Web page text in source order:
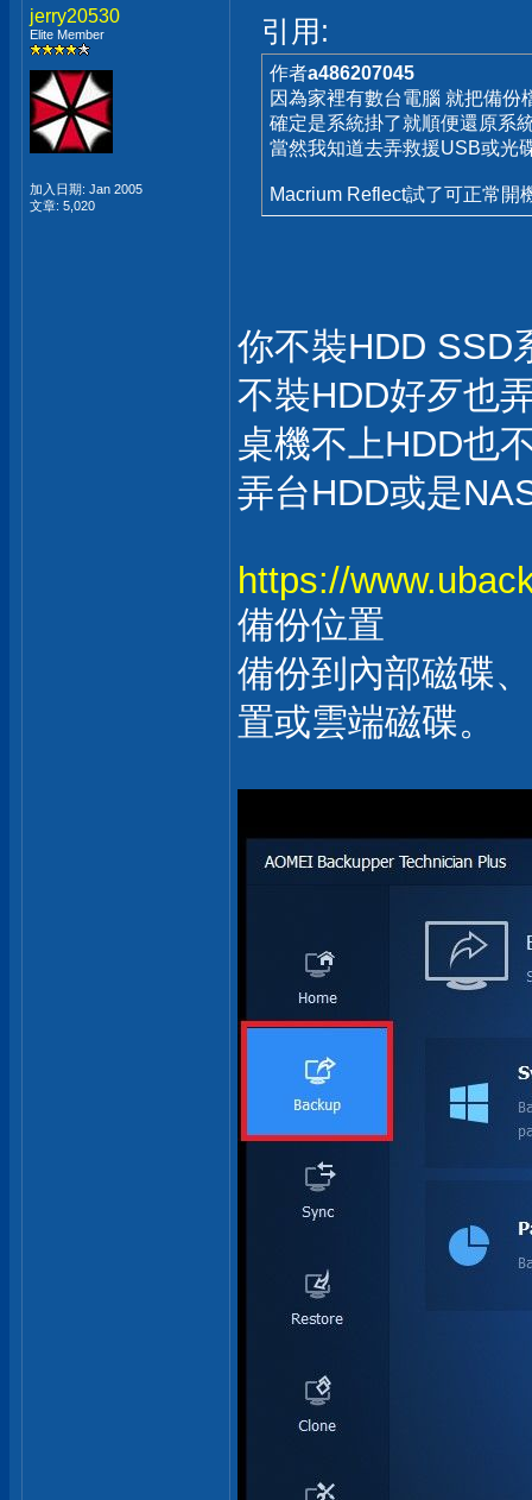
jerry20530
Elite Member
加入日期: Jan 2005
文章: 5,020
引用:
作者a486207045
因為家裡有數台電腦 就把備
確定是系統掛了就順便還原系
當然我知道去弄救援USB或光
Macrium Reflect試了可正常開
你不裝HDD SSD
不裝HDD好歹也
桌機不上HDD也
弄台HDD或是
https://
備份位置
備份到內部磁碟
置或雲端磁碟。